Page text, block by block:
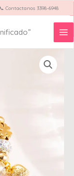
Contactanos 3398-6948